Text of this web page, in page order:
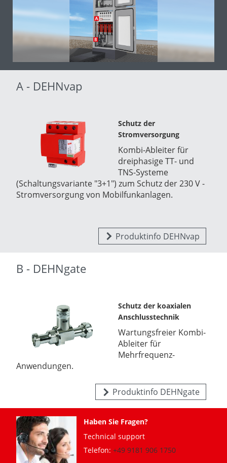
A - DEHNvap
Schutz der
Stromversorgung
Kombi-Ableiter für
dreiphasige TT- und
TNS-Systeme
(Schaltungsvariante "3+1") zum Schutz der 230 V -
Stromversorgung von Mobilfunkanlagen.
Produktinfo DEHNvap
B - DEHNgate
Schutz der koaxialen
Anschlusstechnik
Wartungsfreier Kombi-
Ableiter für
Mehrfrequenz-
Anwendungen.
Produktinfo DEHNgate
Haben Sie Fragen?
Technical support
Telefon: +49 9181 906 1750